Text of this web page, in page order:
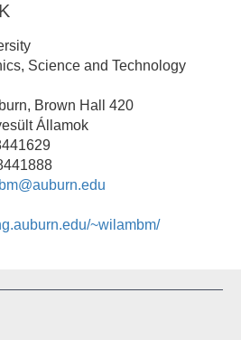
Science and Technology
Brown Hall 420
Államok
~wilambm/